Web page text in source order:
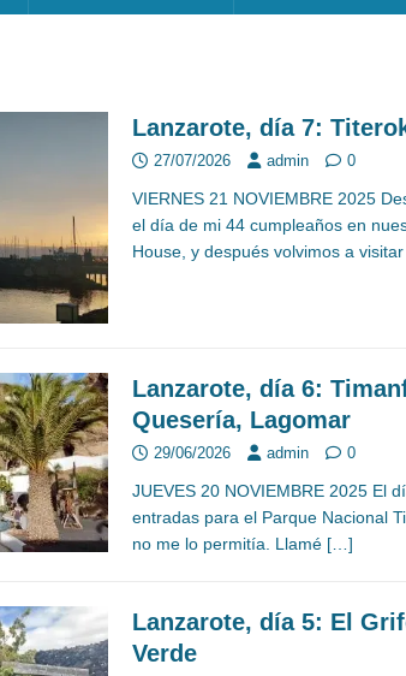
Lanzarote, día 7:
27/07/2026 admin 0
VIERNES 21 NOVIEMBRE 2025
el día de mi 44 cumpleaños en
House, y después volvimos a
Lanzarote, día 6:
Quesería, Lagomar
29/06/2026 admin 0
JUEVES 20 NOVIEMBRE 2025 El
entradas para el Parque Nacional
no me lo permitía. Llamé […]
Lanzarote, día 5: El
Verde